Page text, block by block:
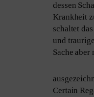
des­sen
Krankheit
schal­tet
und
Sache aber
Certain